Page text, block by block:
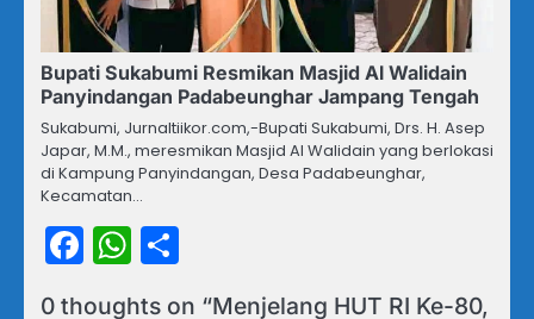
Bupati Sukabumi Resmikan Masjid Al Walidain
Panyindangan Padabeunghar Jampang Tengah
Sukabumi, Jurnaltiikor.com,-Bupati Sukabumi, Drs. H. Asep
Japar, M.M., meresmikan Masjid Al Walidain yang berlokasi
di Kampung Panyindangan, Desa Padabeunghar,
Kecamatan…
Facebook
WhatsApp
0 thoughts on “Menjelang HUT RI Ke-80,